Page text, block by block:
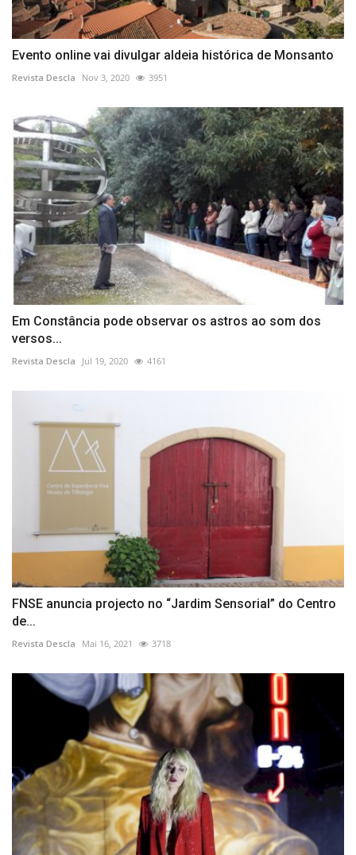
Evento online vai divulgar aldeia histórica de Monsanto
Revista Descla Nov 3, 2020 3951
Em Constância pode observar os astros ao som dos
versos...
Revista Descla Jul 19, 2020 4161
FNSE anuncia projecto no “Jardim Sensorial” do Centro
de...
Revista Descla Mai 16, 2021 3718